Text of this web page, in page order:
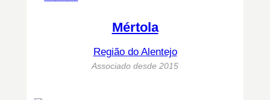
Mértola
Região do Alentejo
Associado desde 2015